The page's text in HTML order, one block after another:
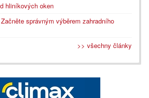
hliníkových oken
správným výběrem zahradního
>> všechny články